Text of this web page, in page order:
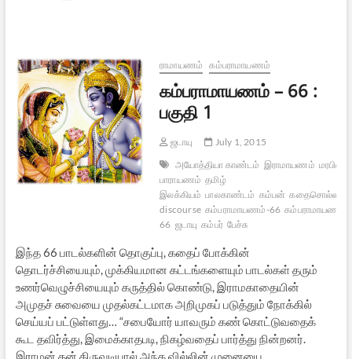
2
ராமாயணம் கம்பராமாயணம்
கம்பராமாயணம் – 66 :
பகுதி 1
ஜடாயு
July 1, 2015
அயோத்தியா காண்டம் இராமாயணம்
பாராயணம் தமிழ்
இலக்கியம் பாலகாண்டம் கம்பன் கதைசொல்லல்
discourse கம்பராமாயணம்-66 கம்பராமாயணம்
66 ஜடாயு கம்பர் பேச்சு
இந்த 66 பாடல்களின் தொகுப்பு, கதைப் போக்கின்
தொடர்ச்சியையும், முக்கியமான கட்டங்களையும் பாடல்கள் தரும்
உணர்வெழுச்சியையும் கருத்தில் கொண்டு, இராமகாதையின்
அமுதச் சுவையை முதல்கட்டமாக அறிமுகப் படுத்தும் நோக்கில்
செய்யப் பட்டுள்ளது… “சபையோர் யாவரும் கண் கொட்டுவதைக்
கூட தவிர்த்து, இமைக்காதபடி, நிகழ்வதைப் பார்த்து நின்றனர்.
இராமன் தன் திருவடியால் அந்த வில்லின் முனையை